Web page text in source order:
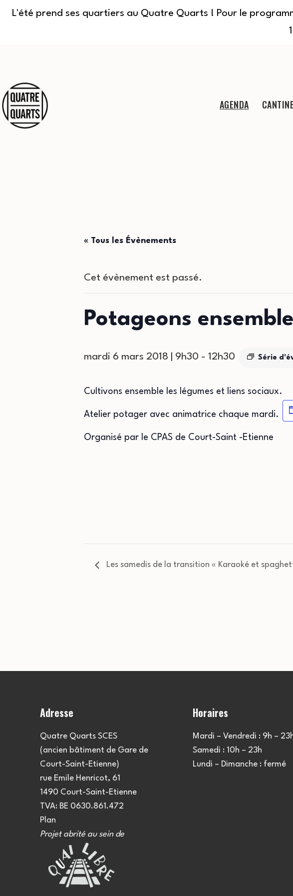
L'été prend ses quartiers au Quatre Quarts ! Pour le
contenu
AGENDA CANTINE
« Tous les Évènements
Cet évènement est passé.
Potageons ensemble
mardi 6 mars 2018 | 9h30 - 12h30 Série
Cultivons ensemble les légumes et liens sociaux.
Atelier potager avec animatrice chaque mardi.
Organisé par le CPAS de Court-Saint -Etienne
Les samedis de la transition « Karaoké et
Adresse
Quatre Quarts SCES
(ancien bâtiment de Gare de
Court-Saint-Etienne)
rue Emile Henricot, 61
1490 Court-Saint-Etienne
TVA: BE 0630.861.472
Plan
Projet abrité au sein de
Horaires
Mardi – Vendredi : 9h –
Samedi : 10h – 23h
Lundi – Dimanche : fermé